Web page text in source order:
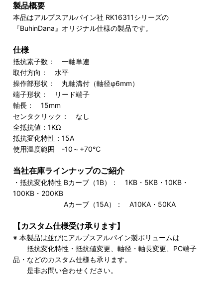
製品概要
本品はアルプスアルパイン社 RK16311シリーズの
『BuhinDana』オリジナル仕様の製品です。
仕様
抵抗素子数： 一軸単連
取付方向： 水平
操作部形状： 丸軸溝付（軸径φ6mm）
端子形状： リード端子
軸長： 15mm
センタクリック： なし
全抵抗値：1KΩ
抵抗変化特性：15A
使用温度範囲 -10～+70℃
当社在庫ラインナップのご紹介
・抵抗変化特性 Bカーブ（1B）： 1KB・5KB・10KB・
100KB・200KB
Aカーブ（15A）： A10KA・50KA
【カスタム仕様受け承ります】
※ 本製品は並びにアルプスアルパイン製ボリュームは
抵抗変化特性・抵抗値変更、軸径・軸長変更、PC端子
品・などのカスタム仕様も承ります。
是非お問い合わせください。